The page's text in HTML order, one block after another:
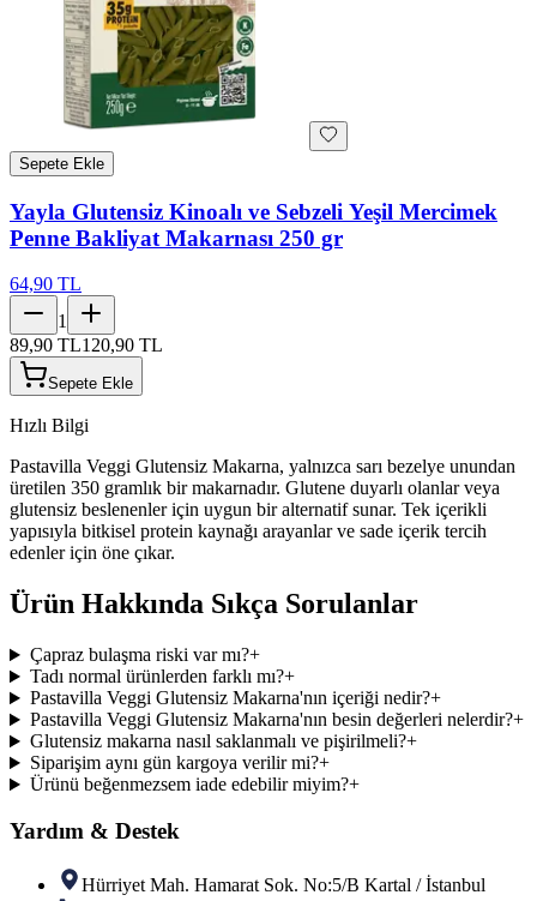
Sepete Ekle
Yayla Glutensiz Kinoalı ve Sebzeli Yeşil Mercimek
Penne Bakliyat Makarnası 250 gr
64,90 TL
1
89,90 TL120,90 TL
Sepete Ekle
Hızlı Bilgi
Pastavilla Veggi Glutensiz Makarna, yalnızca sarı bezelye unundan
üretilen 350 gramlık bir makarnadır. Glutene duyarlı olanlar veya
glutensiz beslenenler için uygun bir alternatif sunar. Tek içerikli
yapısıyla bitkisel protein kaynağı arayanlar ve sade içerik tercih
edenler için öne çıkar.
Ürün Hakkında Sıkça Sorulanlar
Çapraz bulaşma riski var mı?+
Tadı normal ürünlerden farklı mı?+
Pastavilla Veggi Glutensiz Makarna'nın içeriği nedir?+
Pastavilla Veggi Glutensiz Makarna'nın besin değerleri nelerdir?+
Glutensiz makarna nasıl saklanmalı ve pişirilmeli?+
Siparişim aynı gün kargoya verilir mi?+
Ürünü beğenmezsem iade edebilir miyim?+
Yardım & Destek
Hürriyet Mah. Hamarat Sok. No:5/B Kartal / İstanbul